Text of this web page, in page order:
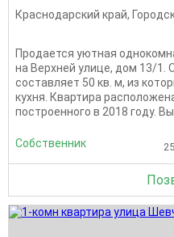
Краснодарский край,
Продается уютная
на Верхней улице, дом 13/
составляет 50 кв. м, из
кухня. Квартира
построенного в 2018 году.
Собственник